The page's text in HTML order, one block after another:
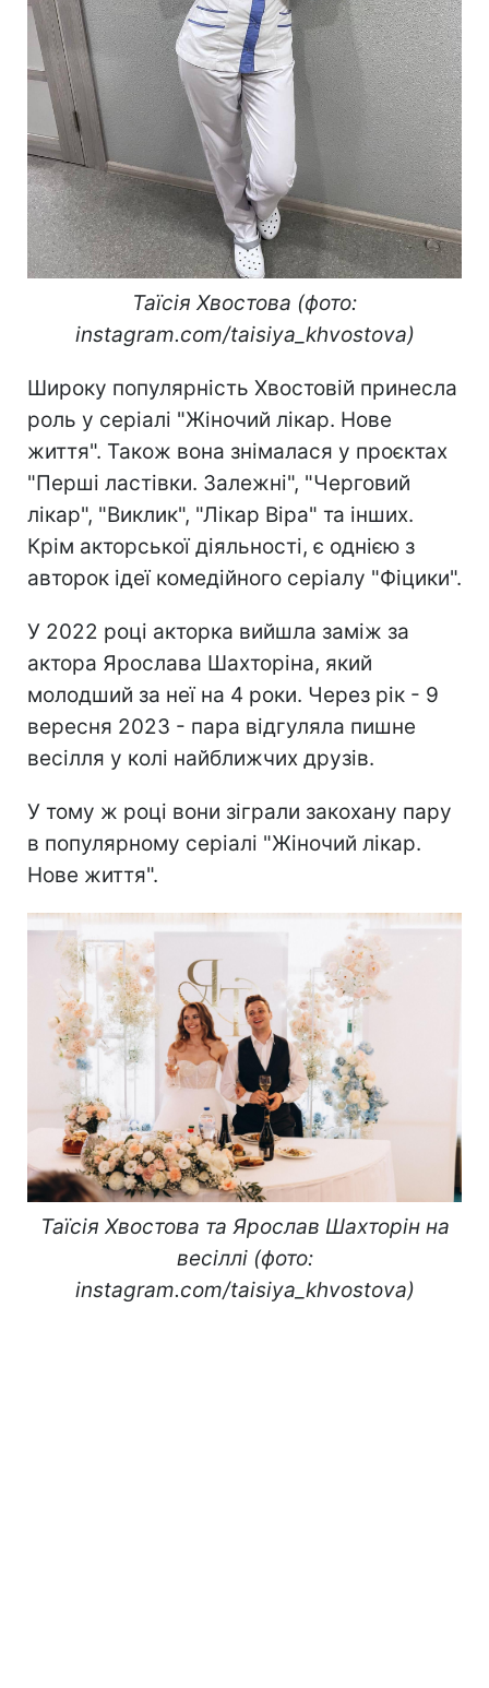
Таїсія Хвостова (фото:
instagram.com/taisiya_khvostova)
Широку популярність Хвостовій принесла
роль у серіалі "Жіночий лікар. Нове
життя". Також вона знімалася у проєктах
"Перші ластівки. Залежні", "Черговий
лікар", "Виклик", "Лікар Віра" та інших.
Крім акторської діяльності, є однією з
авторок ідеї комедійного серіалу "Фіцики".
У 2022 році акторка вийшла заміж за
актора Ярослава Шахторіна, який
молодший за неї на 4 роки. Через рік - 9
вересня 2023 - пара відгуляла пишне
весілля у колі найближчих друзів.
У тому ж році вони зіграли закохану пару
в популярному серіалі "Жіночий лікар.
Нове життя".
Таїсія Хвостова та Ярослав Шахторін на
весіллі (фото:
instagram.com/taisiya_khvostova)